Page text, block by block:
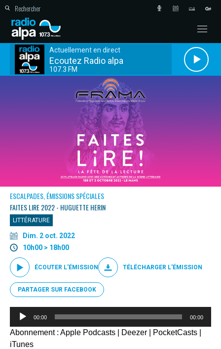
Actuellement en direct
Ecoutez Radio alpa
107.3 FM
ESCALPADES, ÉMISSIONS SPÉCIALES
FAITES LIRE 2022 - HUGUETTE HERIN
LITTÉRATURE
Dim. 2 oct. 2022
10h00 > 18h00
ÉCOUTER L'ÉMISSION TÉLÉCHARGER L'ÉMISSION
PARTAGER SUR FACEBOOK
Lecteur
00:00 00:00
Abonnement : Apple Podcasts Deezer PocketCasts
iTunes